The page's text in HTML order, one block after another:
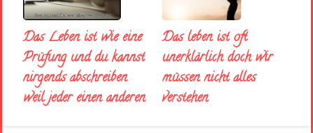
Das Leben ist wie eine
Prüfung und du kannst
nirgends abschreiben
weil jeder einen anderen
Das leben ist oft
unerklärlich doch wir
müssen nicht alles
verstehen